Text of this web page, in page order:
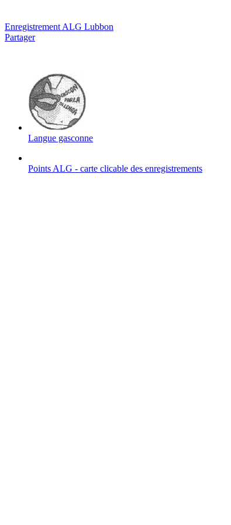
Enregistrement ALG Lubbon
Partager
Langue gasconne
Points ALG - carte clicable des enregistrements